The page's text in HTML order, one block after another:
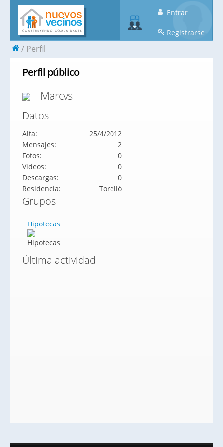
Entrar
Registrarse
Perfil
Perfil público
Marcvs
Datos
Alta:
25/4/2012
Mensajes:
2
Fotos:
0
Videos:
0
Descargas:
0
Residencia:
Torelló
Grupos
Hipotecas
Última actividad